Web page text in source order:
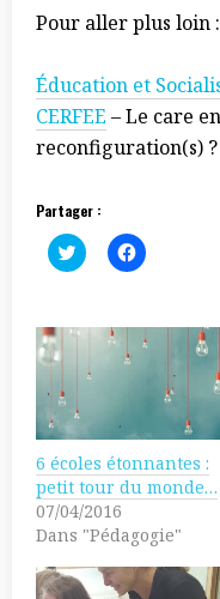
Pour aller plus loin :
Éducation et
CERFEE – Le care
reconfiguration(s) ?
Partager :
C
l
t
o
r
e
o
n
T
w
i
t
(
o
C
l
e
z
a
t
a
g
r
s
F
6 écoles étonnantes :
petit tour du monde…
07/04/2016
Dans "Pédagogie"